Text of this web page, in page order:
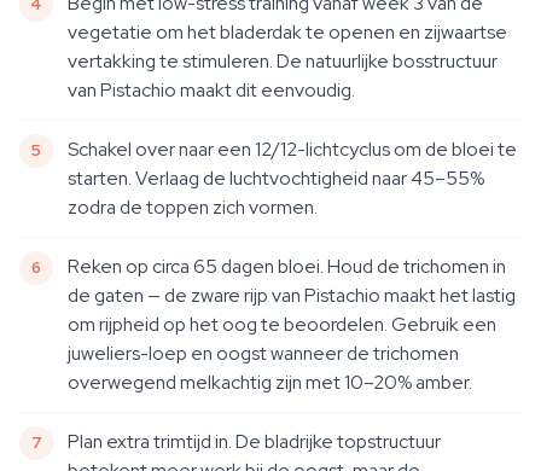
vegetatie om het bladerdak te openen en zijwaartse
vertakking te stimuleren. De natuurlijke bosstructuur
van Pistachio maakt dit eenvoudig.
Schakel over naar een 12/12-lichtcyclus om de bloei te
starten. Verlaag de luchtvochtigheid naar 45–55%
zodra de toppen zich vormen.
Reken op circa 65 dagen bloei. Houd de trichomen in
de gaten — de zware rijp van Pistachio maakt het lastig
om rijpheid op het oog te beoordelen. Gebruik een
juweliers-loep en oogst wanneer de trichomen
overwegend melkachtig zijn met 10–20% amber.
Plan extra trimtijd in. De bladrijke topstructuur